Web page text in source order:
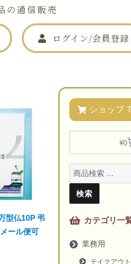
の通信販売
ログイン/会員登録
型仏10P 弔
ール便可
ショップ
¥0
検索
カテゴリ一
業務用
テイクアウト